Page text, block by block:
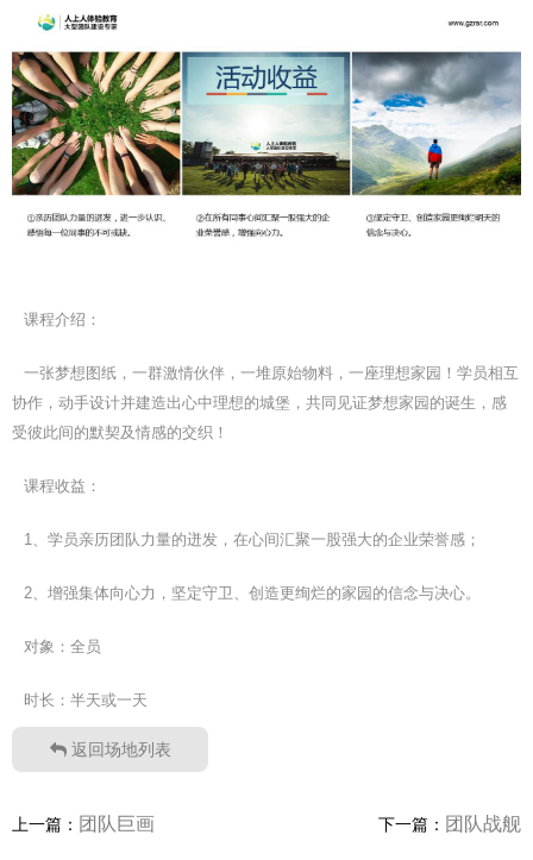
课程介绍：
一张梦想图纸，一群激情伙伴，一堆原始物料，一座理想家园！学员相互
协作，动手设计并建造出心中理想的城堡，共同见证梦想家园的诞生，感
受彼此间的默契及情感的交织！
课程收益：
1、学员亲历团队力量的迸发，在心间汇聚一股强大的企业荣誉感；
2、增强集体向心力，坚定守卫、创造更绚烂的家园的信念与决心。
对象：全员
时长：半天或一天
返回场地列表
上一篇： 团队巨画 下一篇： 团队战舰